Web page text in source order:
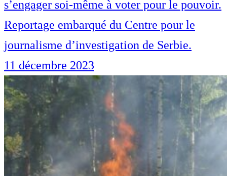
s’engager soi-même à voter pour le pouvoir.
Reportage embarqué du Centre pour le
journalisme d’investigation de Serbie.
11 décembre 2023